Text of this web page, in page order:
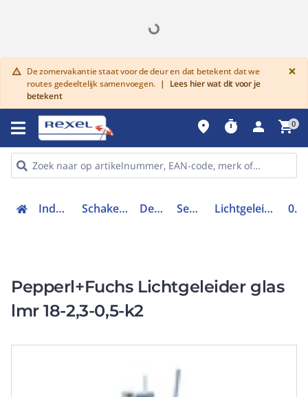
warning De zomervakantie staat voor de deur en dat betekent dat we
routes gedeeltelijk samenvoegen. |
Lees hier wat dit voor je
betekent
×
place timer person shopping_cart0
Industriele componenten Schakelen, bedienen en signaleren Detectie en sensoren Sensoren toebehoren Lichtgeleidersensor / lichtgeleiderversterker 021929
Pepperl+Fuchs Lichtgeleider glas
lmr 18-2,3-0,5-k2